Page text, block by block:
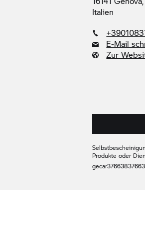
Italien
E-Mail
Zur
Produkte oder
gecar376638